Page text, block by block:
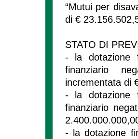
“Mutui per
di €
STATO DI
- la dotazione
finanziario
incrementata di
- la dotazione
finanziario
- la dotazione